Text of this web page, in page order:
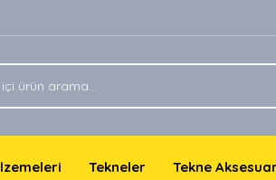
Tekneler Tekne